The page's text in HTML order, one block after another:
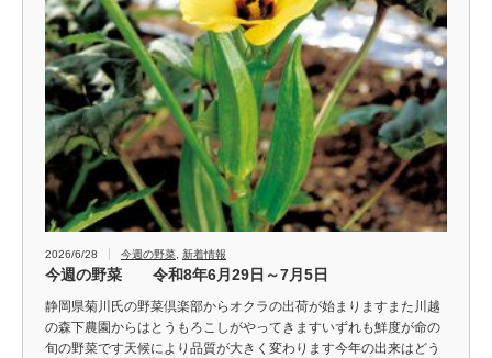
2026/6/28 今週の野菜 新着情報
今週の野菜 令和8年6月29日～7月5日
静岡県菊川氏の野菜倶楽部からオクラの出荷が始まりますまた川越
の森下農園からはとうもろこしがやってきますいずれも鮮度が命の
旬の野菜です天候により品質が大きく変わります今年の出来はどう